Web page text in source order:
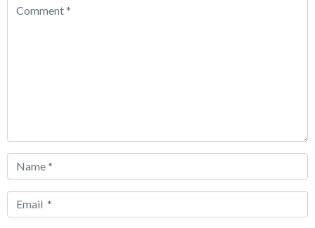
Comment
Name
Email